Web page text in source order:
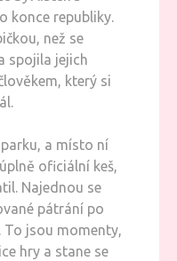
konce republiky.
než se
spojila jejich
který si
a místo ní
oficiální keš,
Najednou se
pátrání po
To jsou momenty,
hry a stane se